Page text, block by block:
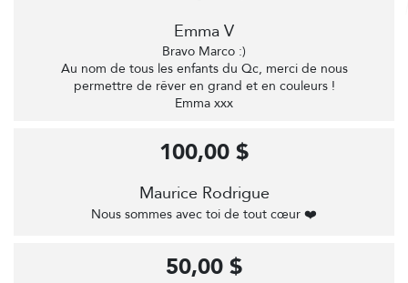
Emma V
Bravo Marco :)
Au nom de tous les enfants du Qc, merci de nous
permettre de rêver en grand et en couleurs !
Emma xxx
Maurice Rodrigue
Nous sommes avec toi de tout cœur ❤️
100,00 $
50,00 $